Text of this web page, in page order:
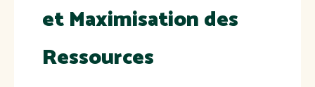
et Maximisation des
Ressources